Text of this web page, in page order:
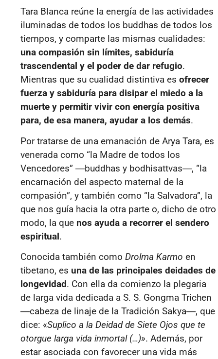
Tara Blanca reúne la energía de las actividades
iluminadas de todos los buddhas de todos los
tiempos, y comparte las mismas cualidades:
una compasión sin límites, sabiduría
trascendental y el poder de dar refugio.
Mientras que su cualidad distintiva es ofrecer
fuerza y sabiduría para disipar el miedo a la
muerte y permitir vivir con energía positiva
para, de esa manera, ayudar a los demás.
Por tratarse de una emanación de Arya Tara, es
venerada como “la Madre de todos los
Vencedores” ―buddhas y bodhisattvas―, “la
encarnación del aspecto maternal de la
compasión”, y también como “la Salvadora”, la
que nos guía hacia la otra parte o, dicho de otro
modo, la que nos ayuda a recorrer el sendero
espiritual.
Conocida también como Drolma Karmo en
tibetano, es una de las principales deidades de
longevidad. Con ella da comienzo la plegaria
de larga vida dedicada a S. S. Gongma Trichen
―cabeza de linaje de la Tradición Sakya―, que
dice: «Suplico a la Deidad de Siete Ojos que te
otorgue larga vida inmortal (…)». Además, por
estar asociada con favorecer una vida más